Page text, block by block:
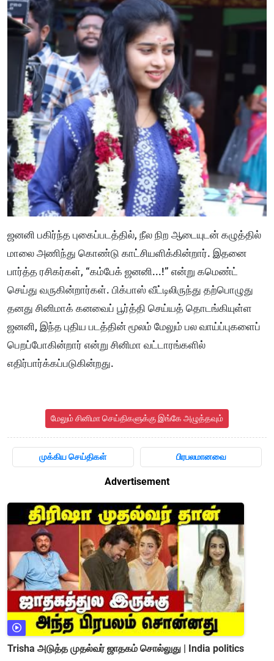
ஜனனி பகிர்ந்த புகைப்படத்தில், நீல நிற ஆடையுடன் கழுத்தில்
மாலை அணிந்து கொண்டு காட்சியளிக்கின்றார். இதனை
பார்த்த ரசிகர்கள், “கம்பேக் ஜனனி...!” என்று கமெண்ட்
செய்து வருகின்றார்கள். பிக்பாஸ் வீட்டிலிருந்து தற்பொழுது
தனது சினிமாக் கனவைப் பூர்த்தி செய்யத் தொடங்கியுள்ள
ஜனனி, இந்த புதிய படத்தின் மூலம் மேலும் பல வாய்ப்புகளைப்
பெறப்போகின்றார் என்று சினிமா வட்டாரங்களில்
எதிர்பார்க்கப்படுகின்றது.
மேலும் சினிமா செய்திகளுக்கு இங்கே அழுத்தவும்
முக்கிய செய்திகள் பிரபலமானவை
Advertisement
Trisha அடுத்த முதல்வர் ஜாதகம் சொல்லுது | India politics